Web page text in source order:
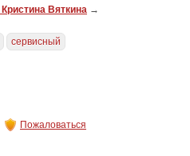
Кристина Вяткина →
сервисный
Пожаловаться